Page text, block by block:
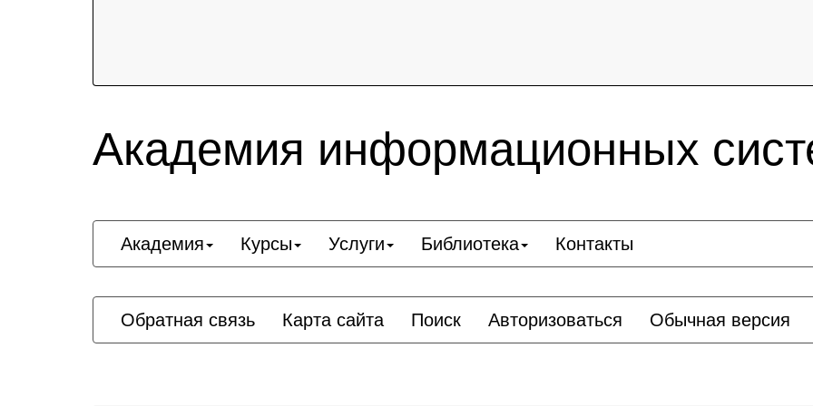
Академия информационных
Академия Курсы Услуги Библиотека Контакты
Обратная связь Карта сайта Поиск Авторизоваться Обычная версия